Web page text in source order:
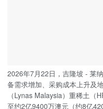
2026年7月22日，吉隆坡 - 莱
备需求增加、采购成本上升及
（Lynas Malaysia）重稀土（
至约2亿9400万澳元（约8亿